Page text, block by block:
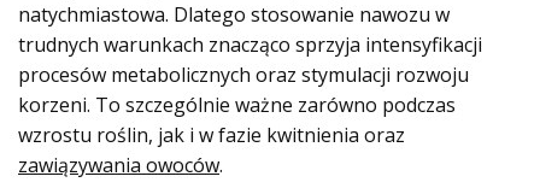
natychmiastowa. Dlatego stosowanie nawozu w
trudnych warunkach znacząco sprzyja intensyfikacji
procesów metabolicznych oraz stymulacji rozwoju
korzeni. To szczególnie ważne zarówno podczas
wzrostu roślin, jak i w fazie kwitnienia oraz
zawiązywania owoców.